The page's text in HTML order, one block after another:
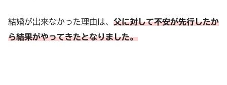
結婚が出来なかった理由は、 父に対して不安が先行したか
ら結果がやってきたとなりました。